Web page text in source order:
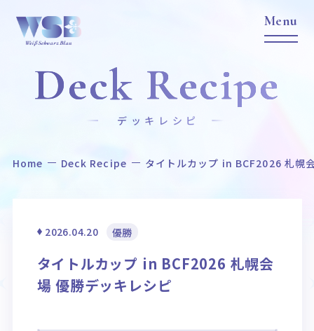
Home News
作品タイトル
Event
イベント
Card List
Deck Recipe
デッキレシピ
Home Deck Recipe タイトルカップ in BCF2026 札幌
2026.04.20 優勝
タイトルカップ in BCF2026 札幌会
場 優勝デッキレシピ